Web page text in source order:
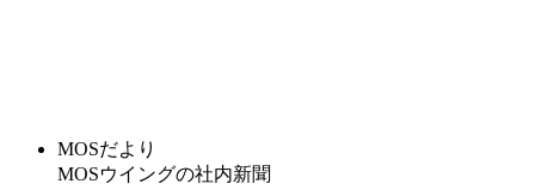
MOSだより
MOSウイングの社内新聞